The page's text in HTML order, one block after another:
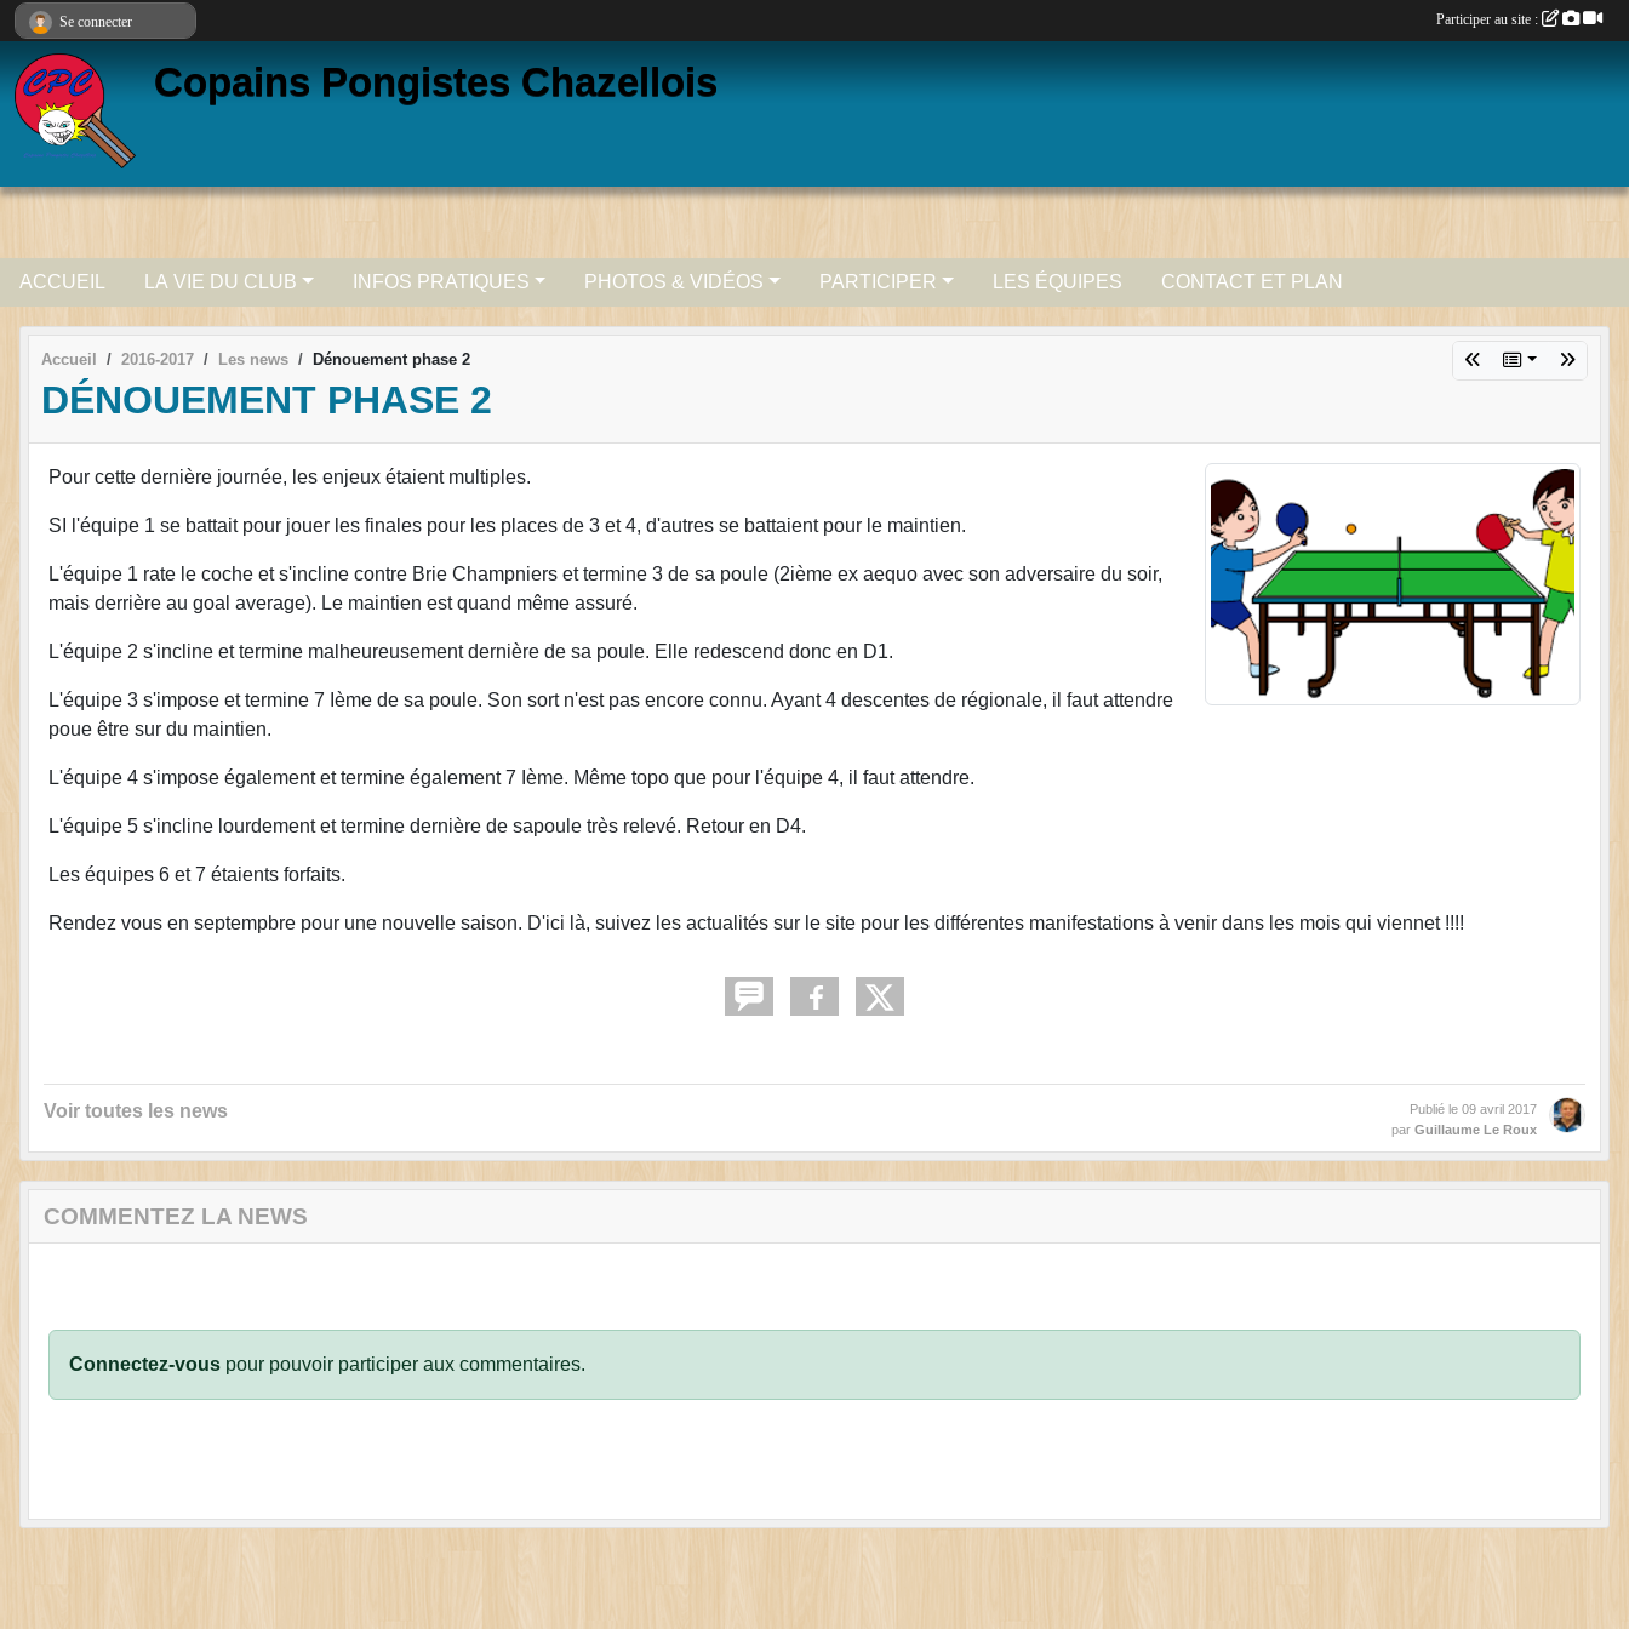
Copains Pongistes Chazellois
ACCUEIL LA VIE DU CLUB INFOS PRATIQUES PHOTOS & VIDÉOS PARTICIPER LES ÉQUIPES CONTACT ET PLAN
Accueil 2016-2017 Les news Dénouement phase 2
DÉNOUEMENT PHASE 2
Pour cette dernière journée, les enjeux étaient multiples.
SI l'équipe 1 se battait pour jouer les finales pour les places de 3 et 4, d'autres se battaient pour le maintien.
L'équipe 1 rate le coche et s'incline contre Brie Champniers et termine 3 de sa poule (2ième ex aequo avec son adversaire du soir,
mais derrière au goal average). Le maintien est quand même assuré.
L'équipe 2 s'incline et termine malheureusement dernière de sa poule. Elle redescend donc en D1.
L'équipe 3 s'impose et termine 7 Ième de sa poule. Son sort n'est pas encore connu. Ayant 4 descentes de régionale, il faut attendre
poue être sur du maintien.
L'équipe 4 s'impose également et termine également 7 Ième. Même topo que pour l'équipe 4, il faut attendre.
L'équipe 5 s'incline lourdement et termine dernière de sapoule très relevé. Retour en D4.
Les équipes 6 et 7 étaients forfaits.
Rendez vous en septempbre pour une nouvelle saison. D'ici là, suivez les actualités sur le site pour les différentes manifestations à venir dans les mois qui viennet !!!!
Voir toutes les news Publié le 09 avril 2017
par Guillaume Le Roux
COMMENTEZ LA NEWS
Connectez-vous pour pouvoir participer aux commentaires.
Se connecter Participer au site :
Panneau de gestion des cookies